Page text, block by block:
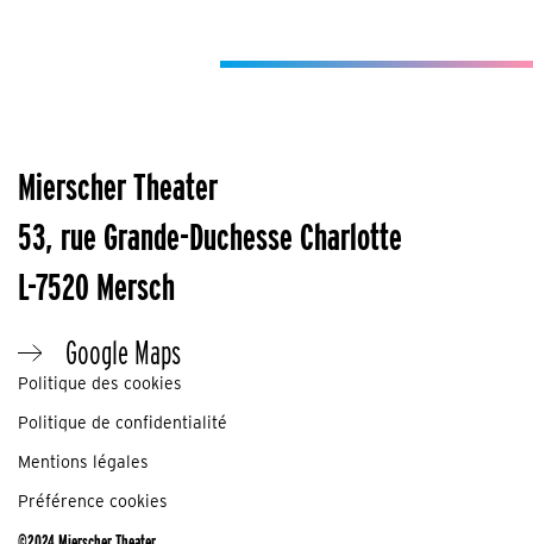
Mierscher Theater
53, rue Grande-Duchesse Charlotte
L-7520 Mersch
Google Maps
Politique des cookies
Politique de confidentialité
Mentions légales
Préférence cookies